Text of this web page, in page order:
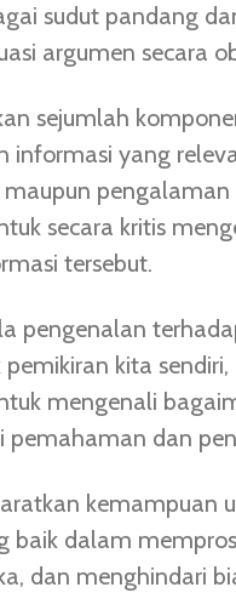
sudut pandang
argumen secara
sejumlah
informasi yang
secara kritis
tersebut.
pengenalan
pemikiran kita
mengenali
pemahaman dan
kemampuan
baik dalam
dan menghindari